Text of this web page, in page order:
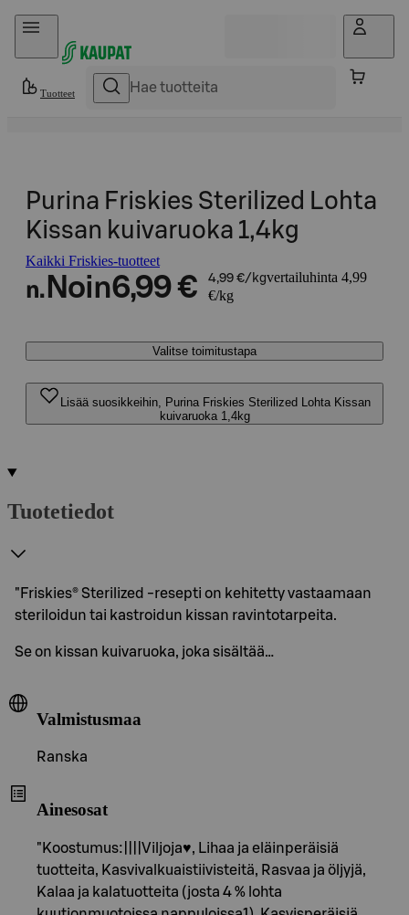
Hyppää sisältöön
Tuotteet
Purina Friskies Sterilized Lohta
Kissan kuivaruoka 1,4kg
Kaikki Friskies-tuotteet
n. Noin6,99 € 4,99 €/kgvertailuhinta 4,99
€/kg
Valitse toimitustapa
Lisää suosikkeihin, Purina Friskies Sterilized Lohta Kissan
kuivaruoka 1,4kg
Tuotetiedot
"Friskies® Sterilized -resepti on kehitetty vastaamaan
steriloidun tai kastroidun kissan ravintotarpeita.
Se on kissan kuivaruoka, joka sisältää…
Valmistusmaa
Ranska
Ainesosat
"Koostumus:||||Viljoja♥, Lihaa ja eläinperäisiä
tuotteita, Kasvivalkuaistiivisteitä, Rasvaa ja öljyjä,
Kalaa ja kalatuotteita (josta 4 % lohta